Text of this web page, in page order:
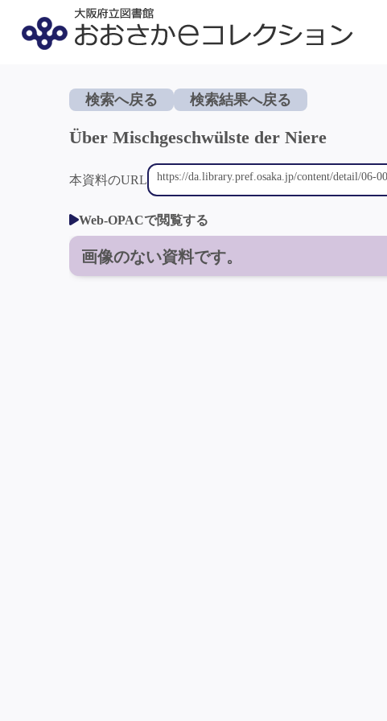
検索へ戻る 検索結果へ戻る
Über Mischgeschwülste der Niere
本資料のURL
Web-OPACで閲覧する
画像のない資料です。